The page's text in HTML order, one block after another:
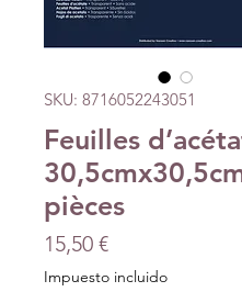
SKU: 8716052243051
Feuilles
pièces
15,50 €Precio
Impuesto incluido